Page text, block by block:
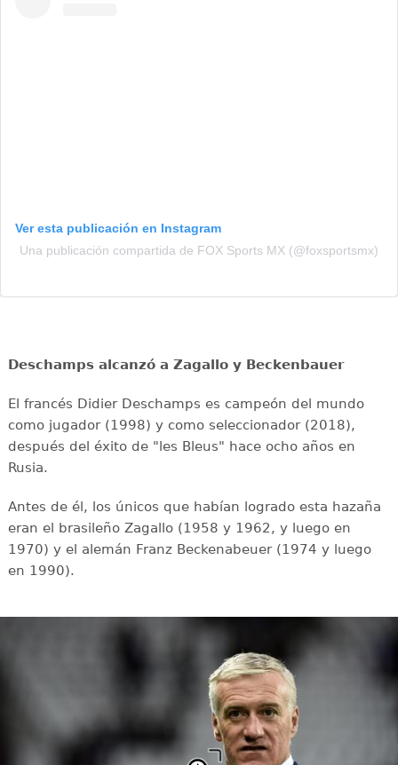
Ver esta publicación en Instagram
Una publicación compartida de FOX Sports MX (@foxsportsmx)
Deschamps alcanzó a Zagallo y Beckenbauer
El francés Didier Deschamps es campeón del mundo
como jugador (1998) y como seleccionador (2018),
después del éxito de "les Bleus" hace ocho años en
Rusia.
Antes de él, los únicos que habían logrado esta hazaña
eran el brasileño Zagallo (1958 y 1962, y luego en
1970) y el alemán Franz Beckenabeuer (1974 y luego
en 1990).